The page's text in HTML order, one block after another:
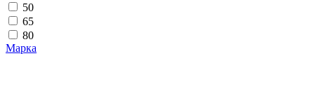
50
65
80
Марка